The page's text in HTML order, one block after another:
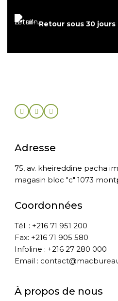
Retour sous 30 jours
Adresse
75, av. kheireddine pacha
magasin bloc "c" 1073
Coordonnées
Tél. : +216 71 951 200
Fax: +216 71 905 580
Infoline : +216 27 280 000
Email :
À propos de nous